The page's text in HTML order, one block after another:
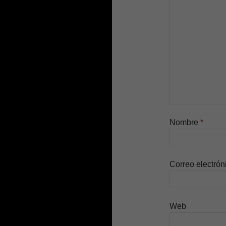
Nombre *
Correo
Web